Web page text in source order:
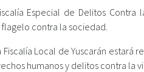
Especial de Delitos
contra la sociedad.
Fiscalía Local de Yuscarán
humanos y delitos contra la